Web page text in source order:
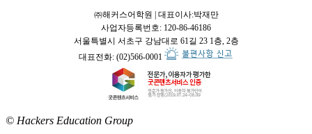
㈜해커스어학원 | 대표이사:박재만
사업자등록번호: 120-86-46186
서울특별시 서초구 강남대로 61길 23 1층, 2층
대표전화: (02)566-0001
© Hackers Education Group